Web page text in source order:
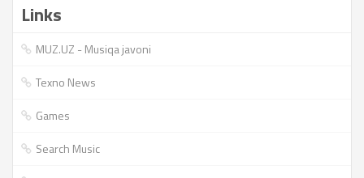
Links
MUZ.UZ - Musiqa javoni
Texno News
Games
Search Music